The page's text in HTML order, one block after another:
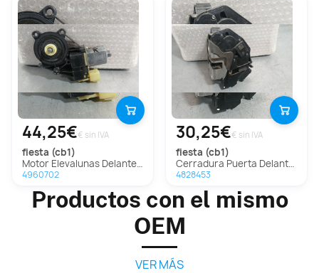
44,25€€ sin IVA
fiesta (cb1)
Motor Elevalunas Delantero Izquierdo para Ford Fiesta (Cb1)
4960702
30,25€€ sin IVA
fiesta (cb1)
Cerradura Puerta Delantera Izquierda para Ford Fiesta (Cb1)
4828453
Productos con el mismo
OEM
VER MÁS